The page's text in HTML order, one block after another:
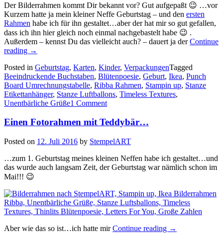
Der Bilderrahmen kommt Dir bekannt vor? Gut aufgepaßt 😉 …vor
Kurzem hatte ja mein kleiner Neffe Geburtstag – und den ersten
Rahmen habe ich für ihn gestaltet…aber der hat mir so gut gefallen,
dass ich ihn hier gleich noch einmal nachgebastelt habe 😉 .
Außerdem – kennst Du das vielleicht auch? – dauert ja derContinue
reading „Willkommen
der
Nachbarschaft…“
→
Posted in Geburtstag, Karten, Kinder, VerpackungenTagged
Beeindruckende Buchstaben, Blütenpoesie, Geburt, Ikea, Punch
Board Umrechnungstabelle, Ribba Rahmen, Stampin up, Stanze
Etikettanhänger, Stanze Luftballons, Timeless Textures,
Unentbärliche Grüße1 Comment
Einen Fotorahmen mit Teddybär…
Posted on 12. Juli 2016 by StempelART
…zum 1. Geburtstag meines kleinen Neffen habe ich gestaltet…und
das wurde auch langsam Zeit, der Geburtstag war nämlich schon im
Mai!!! 😉
Aber wie das so ist…ich hatte mirContinue reading „Einen
→